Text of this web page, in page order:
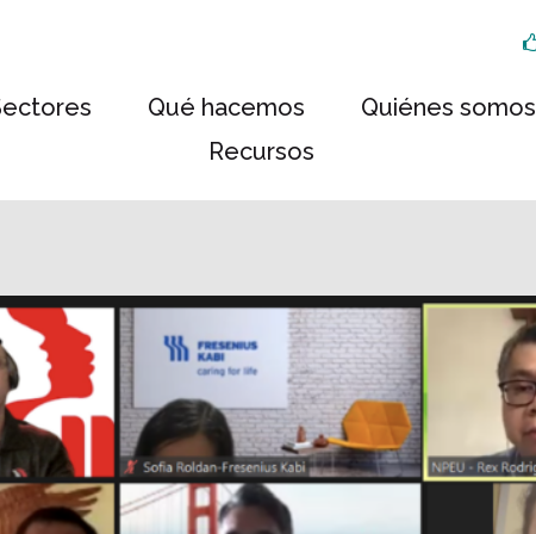
Qué hacemos
Quiénes somos
Recursos